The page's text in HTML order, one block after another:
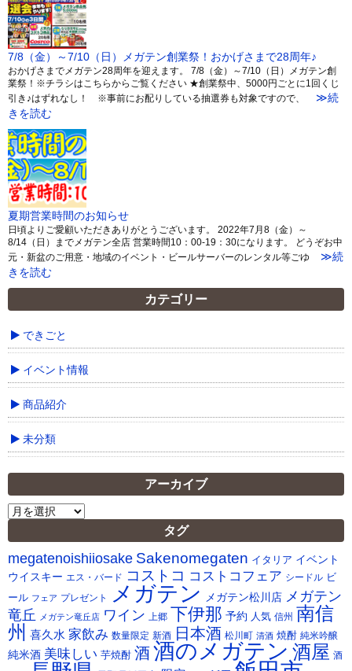
7/8（金）～7/10（日）メガテン創業祭！おかげさまで28周年♪
おかげさまでメガテン28周年を迎えます。 7/8（金）～7/10（日）メガテン創
業祭！※チラシはこちらからご覧ください ★創業祭中、5000円ごとに1回くじ
引き♪はずれなし！ ※事前にお配りしている抽選券も対象ですので、
≫続
きを読む
夏期営業時間のお知らせ
日頃よりご愛顧いただきありがとうございます。 2022年7月8（金）～
8/14（日）までメガテン全店 営業時間10：00-19：30になります。 どうぞお中
元・新盆のご用意・地域のイベント・ビールサーバーのレンタル等ごゆ
≫続
きを読む
カテゴリー
できごと
イベント情報
商品紹介
未分類
アーカイブ
ア
カ
イ
ブ
タグ
megatenoishiiosake Sakenomegaten イタリア イベント
ウイスキー エス・バード コストコ コストコフェア シードル ビ
ール フェア プレゼント メガテン メガテン松川店 メガテン
竜丘
メガテン竜丘店 ワイン 上郷 下伊那 予約 人気 信州 南信
州 喜久水 家飲み 数量限定 新酒 日本酒 松川町 清酒 焼酎 純米吟醸
純米酒 美味しい 芋焼酎 酒酒のメガテン 酒屋 酒